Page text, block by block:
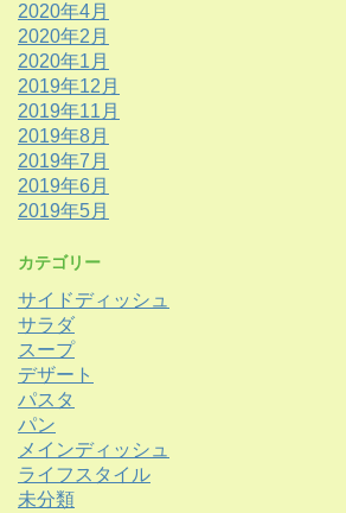
2020年4月
2020年2月
2020年1月
2019年12月
2019年11月
2019年8月
2019年7月
2019年6月
2019年5月
カテゴリー
サイドディッシュ
サラダ
スープ
デザート
パスタ
パン
メインディッシュ
ライフスタイル
未分類